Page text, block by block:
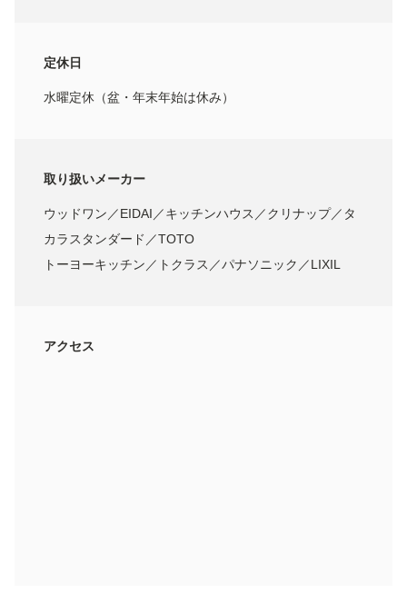
定休日
水曜定休（盆・年末年始は休み）
取り扱いメーカー
ウッドワン／EIDAI／キッチンハウス／クリナップ／タ
カラスタンダード／TOTO
トーヨーキッチン／トクラス／パナソニック／LIXIL
アクセス